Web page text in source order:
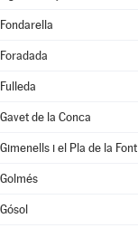
Fondarella
Foradada
Fulleda
Gavet de la Conca
Gimenells i el Pla de la Font
Golmés
Gósol